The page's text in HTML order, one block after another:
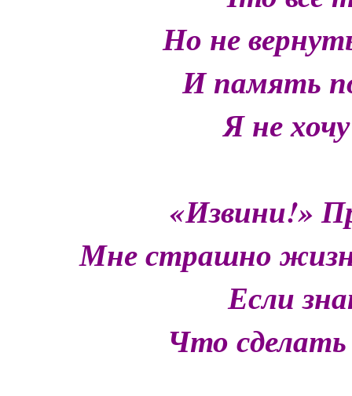
Но не
И память
Я не
«Извини!»
Мне страшно
Если
Что